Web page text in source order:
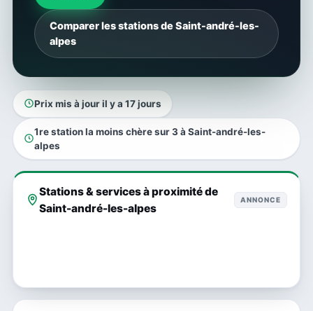
Comparer les stations de Saint-andré-les-
alpes
Prix mis à jour il y a 17 jours
1re station la moins chère sur 3 à Saint-andré-les-
alpes
Stations & services à proximité de
Saint-andré-les-alpes
ANNONCE